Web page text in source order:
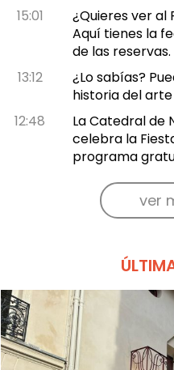
15:01
¿Quieres ver al
Aquí tienes la
de las reservas.
13:12
¿Lo sabías?
historia del
12:48
La Catedral de
celebra la
programa
ver